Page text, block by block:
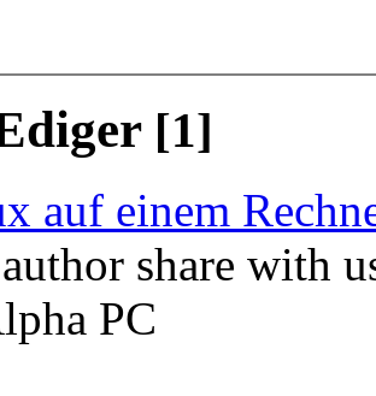
[1]
auf einem
share with
PC